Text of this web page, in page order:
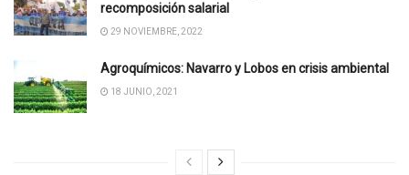
recomposición salarial
29 NOVIEMBRE, 2022
Agroquímicos: Navarro y Lobos en crisis ambiental
18 JUNIO, 2021